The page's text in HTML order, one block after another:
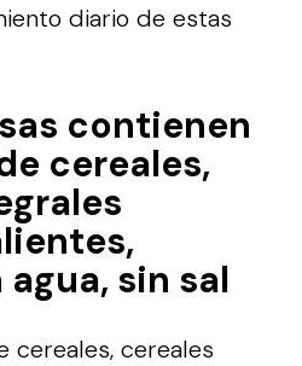
diario de estas
contienen
cereales,
sin sal
cereales, cereales